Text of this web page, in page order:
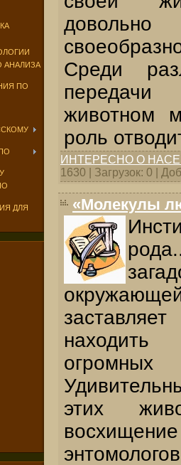
АНАЛИЗА
ПО
ДЛЯ
Среди
животном
роль
ИНТЕРЕСНО О
1630 | Загрузок: 0 |
«Молекулы
этих